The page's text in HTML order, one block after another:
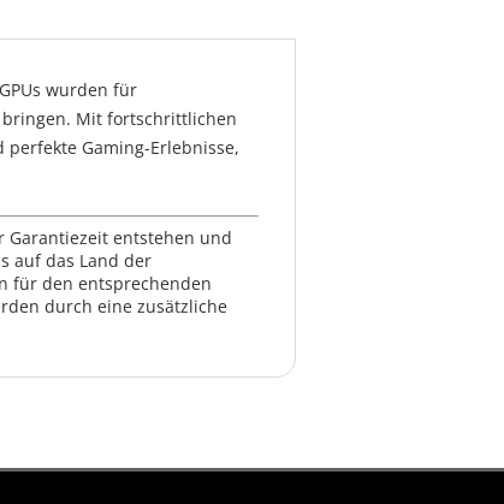
wurden für
bringen. Mit fortschrittlichen
perfekte Gaming-Erlebnisse,
Garantiezeit entstehen und
auf das Land der
für den entsprechenden
durch eine zusätzliche